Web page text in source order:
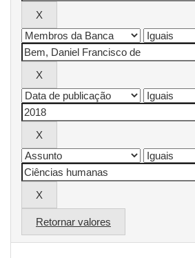
Retornar valores